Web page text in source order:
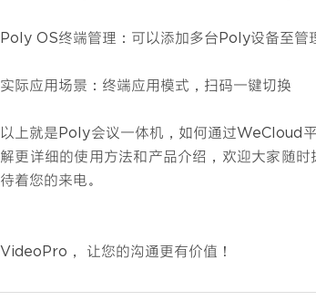
Poly OS终端管理：可以添加多台Poly设备至管
实际应用场景：终端应用模式，扫码一键切换
以上就是Poly会议一体机，如何通过WeCloud
解更详细的使用方法和产品介绍，欢迎大家随
待着您的来电。
VideoPro， 让您的沟通更有价值！